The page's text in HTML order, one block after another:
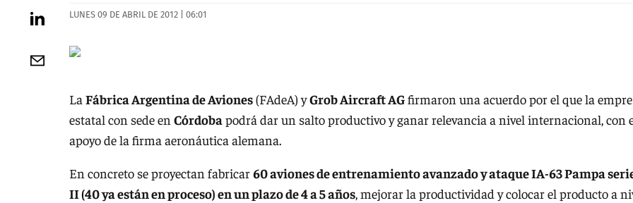
LUNES 09 DE ABRIL DE 2012 | 06:01
La Fábrica Argentina de Aviones(FAdeA) yGrob Aircraft AGfirmaron una acuerdo por el que la
estatal con sede en Córdoba podrá dar un salto productivo y ganar relevancia a nivel internacional, con
apoyo de la firma aeronáutica alemana.
En concreto se proyectan fabricar60 aviones de entrenamiento avanzado y ataque IA-63 Pampa
II (40 ya están en proceso) en un plazo de 4 a 5 años, mejorar la productividad y colocar el producto a